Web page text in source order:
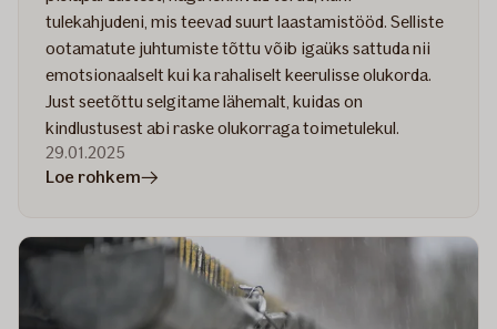
tulekahjudeni, mis teevad suurt laastamistööd. Selliste
ootamatute juhtumiste tõttu võib igaüks sattuda nii
emotsionaalselt kui ka rahaliselt keerulisse olukorda.
Just seetõttu selgitame lähemalt, kuidas on
kindlustusest abi raske olukorraga toimetulekul.
29.01.2025
Loe rohkemartiklis
oma
kodu
kindlustada?